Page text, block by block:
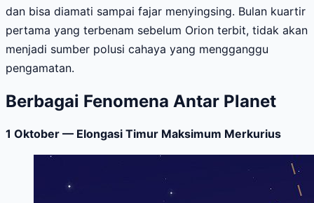
dan bisa diamati sampai fajar menyingsing. Bulan kuartir
pertama yang terbenam sebelum Orion terbit, tidak akan
menjadi sumber polusi cahaya yang mengganggu
pengamatan.
Berbagai Fenomena Antar Planet
1 Oktober — Elongasi Timur Maksimum Merkurius